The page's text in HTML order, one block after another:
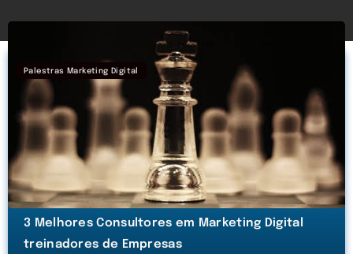
Palestras Marketing Digital
3 Melhores Consultores em Marketing Digital
treinadores de Empresas